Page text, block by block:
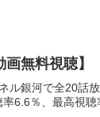
無料視聴】
ル銀河で全20話
6.6％、最高視聴